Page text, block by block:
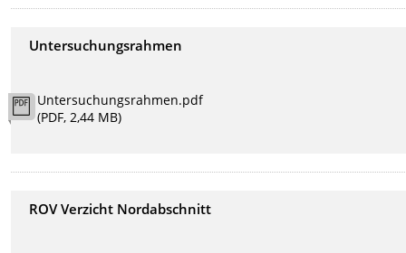
Untersuchungsrahmen
Untersuchungsrahmen.pdf
(PDF, 2,44 MB)
ROV Verzicht Nordabschnitt